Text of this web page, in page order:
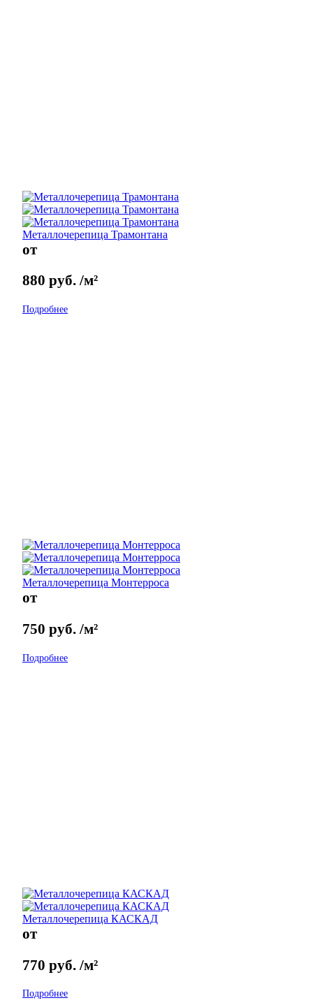
Металлочерепица Трамонтана
от
880 руб. /м²
Подробнее
Металлочерепица Монтерроса
от
750 руб. /м²
Подробнее
Металлочерепица КАСКАД
от
770 руб. /м²
Подробнее